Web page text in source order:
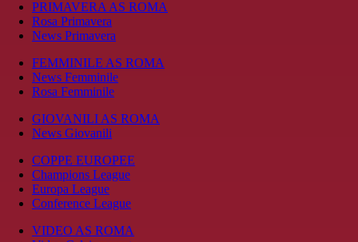
PRIMAVERA AS ROMA
Rosa Primavera
News Primavera
FEMMINILE AS ROMA
News Femminile
Rosa Femminile
GIOVANILI AS ROMA
News Giovanili
COPPE EUROPEE
Champions League
Europa League
Conference League
VIDEO AS ROMA